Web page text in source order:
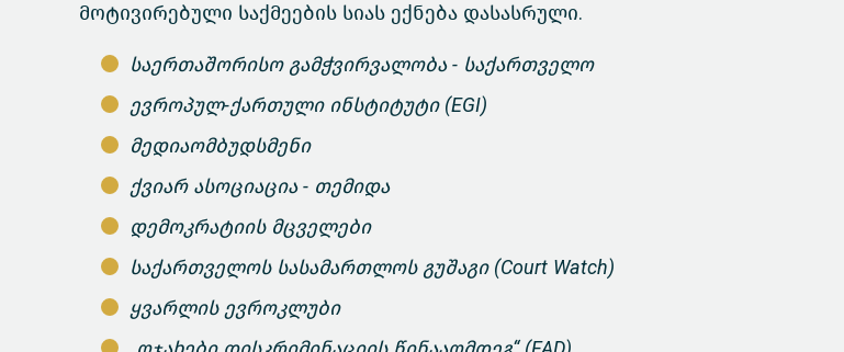
მოტივირებული საქმეების სიას ექნება დასასრული.
საერთაშორისო გამჭვირვალობა - საქართველო
ევროპულ-ქართული ინსტიტუტი (EGI)
მედიაომბუდსმენი
ქვიარ ასოციაცია - თემიდა
დემოკრატიის მცველები
საქართველოს სასამართლოს გუშაგი (Court Watch)
ყვარლის ევროკლუბი